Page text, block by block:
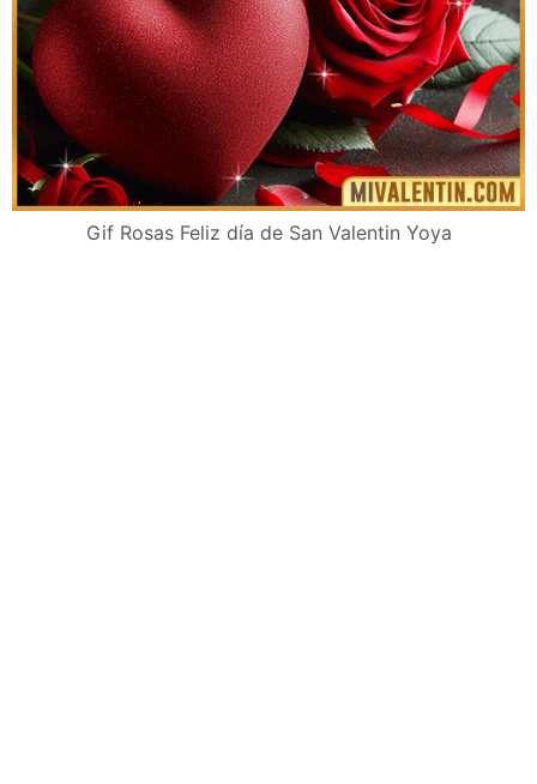
Gif Rosas Feliz día de San Valentin Yoya